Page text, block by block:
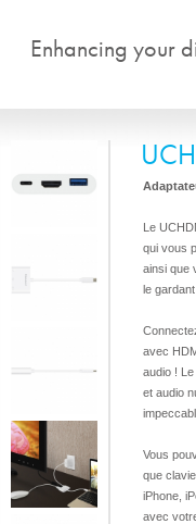
Enhancing your
Le
qui vous
ainsi que
le
avec
audio !
et audio
Vous
que
iPhone,
avec